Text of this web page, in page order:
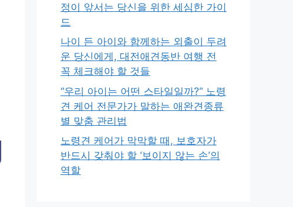
정이 앞서는 당신을 위한 세심한 가이
드
나이 든 아이와 함께하는 외출이 두려
운 당신에게, 대전애견동반 여행 전
꼭 체크해야 할 것들
“우리 아이는 어떤 스타일일까?” 노령
견 케어 전문가가 말하는 애완견종류
별 맞춤 관리법
노령견 케어가 막막할 때, 보호자가
반드시 갖춰야 할 ‘보이지 않는 손’의
역할